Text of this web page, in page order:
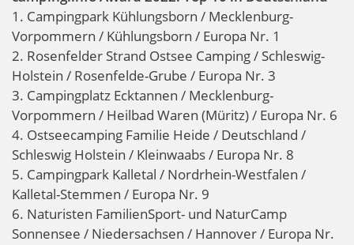
1. Campingpark Kühlungsborn / Mecklenburg-
Vorpommern / Kühlungsborn / Europa Nr. 1
2. Rosenfelder Strand Ostsee Camping / Schleswig-
Holstein / Rosenfelde-Grube / Europa Nr. 3
3. Campingplatz Ecktannen / Mecklenburg-
Vorpommern / Heilbad Waren (Müritz) / Europa Nr. 6
4. Ostseecamping Familie Heide / Deutschland /
Schleswig Holstein / Kleinwaabs / Europa Nr. 8
5. Campingpark Kalletal / Nordrhein-Westfalen /
Kalletal-Stemmen / Europa Nr. 9
6. Naturisten FamilienSport- und NaturCamp
Sonnensee / Niedersachsen / Hannover / Europa Nr.